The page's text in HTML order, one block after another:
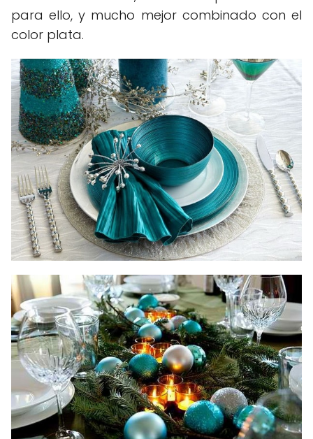
para ello, y mucho mejor combinado con el
color plata.